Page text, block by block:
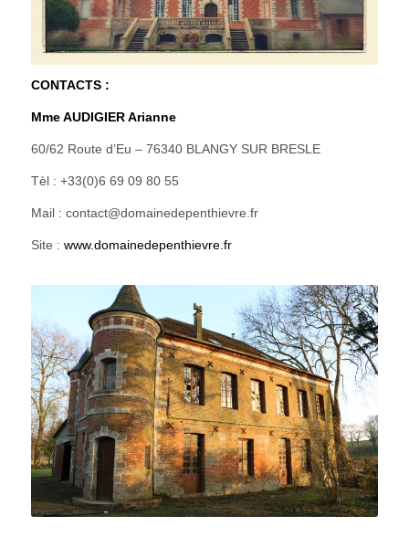
CONTACTS :
Mme AUDIGIER Arianne
60/62 Route d’Eu – 76340 BLANGY SUR BRESLE
Tèl : +33(0)6 69 09 80 55
Mail : contact@domainedepenthievre.fr
Site : www.domainedepenthievre.fr